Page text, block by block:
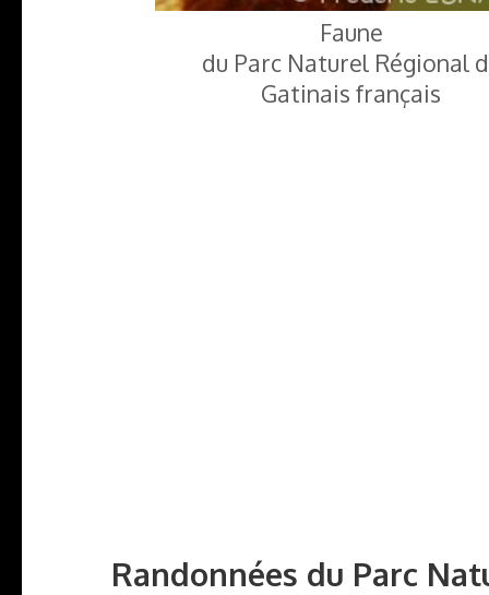
Faune
du Parc Naturel Régional
Gatinais français
Randonnées du Parc